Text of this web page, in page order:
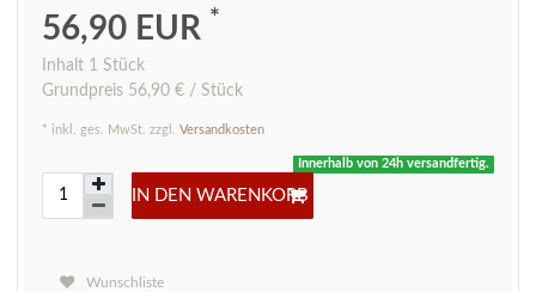
56,90 EUR *
Inhalt 1 Stück
Grundpreis 56,90 € / Stück
* inkl. ges. MwSt. zzgl. Versandkosten
Innerhalb von 24h versandfertig.
IN DEN WARENKORB
Wunschliste